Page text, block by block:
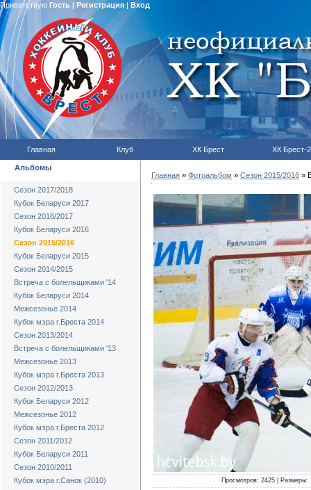
Приветствую Гость | Регистрация| Вход
Главная Клуб ХК Брест ХК Брест-2
Альбомы
Сезон 2017/2018
Кубок Беларуси 2017
Сезон 2016/2017
Кубок Беларуси 2016
Сезон 2015/2016
Кубок Беларуси 2015
Сезон 2014/2015
Встреча с болельщиками '14
Кубок Беларуси 2014
Межсезонье 2014
Кубок мэра г.Бреста 2014
Сезон 2013/2014
Встреча с болельщиками '13
Межсезонье 2013
Кубок мэра г.Бреста 2013
Сезон 2012/2013
Кубок Беларуси 2012
Межсезонье 2012
Кубок мэра г.Бреста 2012
Сезон 2011/2012
Кубок Беларуси 2011
Сезон 2010/2011
Кубок мэра г.Санок (2010)
Главная » Фотоальбом » Сезон 2015/2016 »
Просмотров: 2425 |